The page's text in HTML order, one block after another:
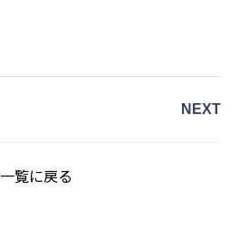
一覧に戻る
NEXT